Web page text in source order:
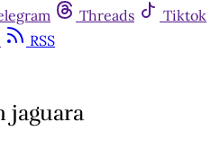
Threads
Tiktok
RSS
jaguara